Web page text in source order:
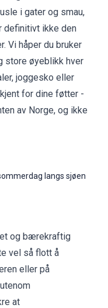
i gater og smau,
definitivt ikke den
Vi håper du bruker
store øyeblikk hver
joggesko eller
for dine føtter -
av Norge, og ikke
langs sjøen
og bærekraftig
vel så flott å
eller på
at